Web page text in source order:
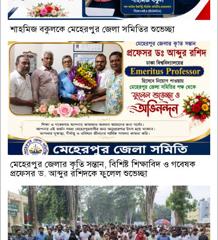
শাহমিজ বকুলকে মেহেরপুর জেলা সমিতির শুভেচ্ছা
মেহেরপুর জেলার কৃতি সন্তান, বিশিষ্ট শিক্ষাবিদ ও গবেষক
প্রফেসর ড. আব্দুর রশিদকে ফুলেল শুভেচ্ছা